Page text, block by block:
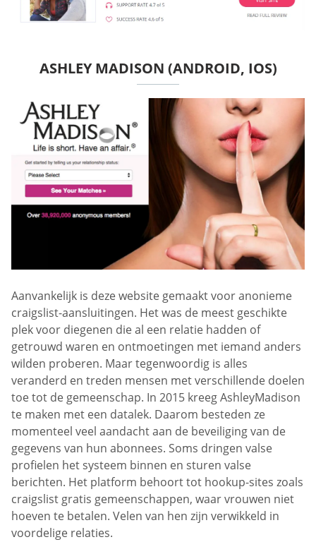
ASHLEY MADISON (ANDROID, IOS)
Aanvankelijk is deze website gemaakt voor anonieme
craigslist-aansluitingen. Het was de meest geschikte
plek voor diegenen die al een relatie hadden of
getrouwd waren en ontmoetingen met iemand anders
wilden proberen. Maar tegenwoordig is alles
veranderd en treden mensen met verschillende doelen
toe tot de gemeenschap. In 2015 kreeg AshleyMadison
te maken met een datalek. Daarom besteden ze
momenteel veel aandacht aan de beveiliging van de
gegevens van hun abonnees. Soms dringen valse
profielen het systeem binnen en sturen valse
berichten. Het platform behoort tot hookup-sites zoals
craigslist gratis gemeenschappen, waar vrouwen niet
hoeven te betalen. Velen van hen zijn verwikkeld in
voordelige relaties.